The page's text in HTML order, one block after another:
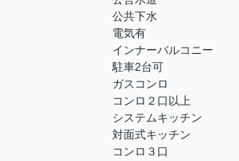
公共下水
電気有
インナーバルコニー
駐車2台可
ガスコンロ
コンロ２口以上
システムキッチン
対面式キッチン
コンロ３口